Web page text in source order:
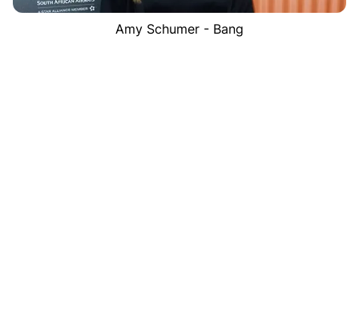
Amy Schumer - Bang